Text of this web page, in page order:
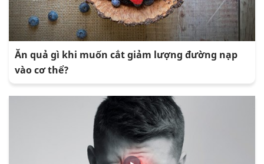
Ăn quả gì khi muốn cắt giảm lượng đường nạp
vào cơ thể?